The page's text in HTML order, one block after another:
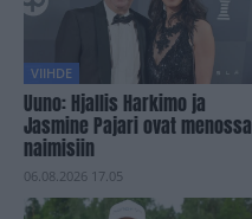
VIIHDE
Uuno: Hjallis Harkimo ja
Jasmine Pajari ovat menossa
naimisiin
06.08.2026 17.05